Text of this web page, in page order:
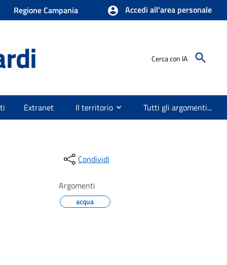
Regione Campania Accedi all'area personale
Cerca con IA
Extranet Il territorio Tutti gli argomenti...
Condividi
Argomenti
acqua